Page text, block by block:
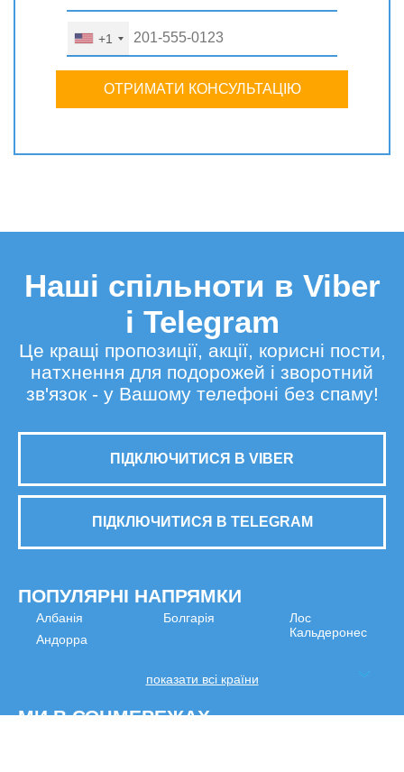
+1
ОТРИМАТИ КОНСУЛЬТАЦІЮ
Наші спільноти в Viber
і Telegram
Це кращі пропозиції, акції, корисні пости,
натхнення для подорожей і зворотний
зв'язок - у Вашому телефоні без спаму!
ПІДКЛЮЧИТИСЯ В VIBER
ПІДКЛЮЧИТИСЯ В TELEGRAM
ПОПУЛЯРНІ НАПРЯМКИ
Албанія
Андорра
Болгарія
Лос
Кальдеронес
показати всі країни
МИ В СОЦМЕРЕЖАХ